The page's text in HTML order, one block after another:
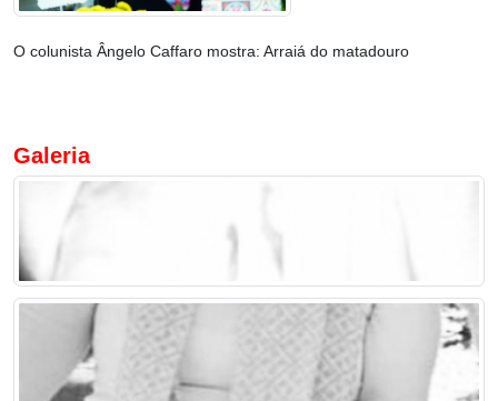
O colunista Ângelo Caffaro mostra: Arraiá do matadouro
Galeria